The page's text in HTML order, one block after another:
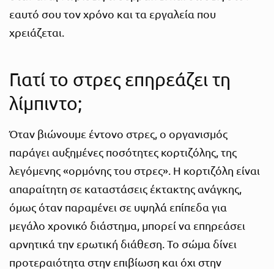
εαυτό σου τον χρόνο και τα εργαλεία που
χρειάζεται.
Γιατί το στρες επηρεάζει τη
λίμπιντο;
Όταν βιώνουμε έντονο στρες, ο οργανισμός
παράγει αυξημένες ποσότητες κορτιζόλης, της
λεγόμενης «ορμόνης του στρες». Η κορτιζόλη είναι
απαραίτητη σε καταστάσεις έκτακτης ανάγκης,
όμως όταν παραμένει σε υψηλά επίπεδα για
μεγάλο χρονικό διάστημα, μπορεί να επηρεάσει
αρνητικά την ερωτική διάθεση. Το σώμα δίνει
προτεραιότητα στην επιβίωση και όχι στην